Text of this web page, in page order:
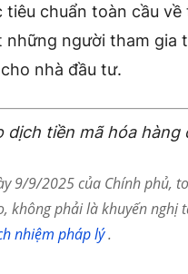
chuẩn toàn cầu về
những người tham gia
nhà đầu tư.
tiền mã hóa hàng
9/9/2025 của Chính phủ,
không phải là khuyến nghị
nhiệm pháp lý.